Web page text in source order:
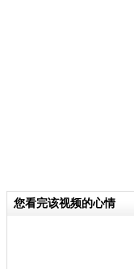
您看完该视频的心情